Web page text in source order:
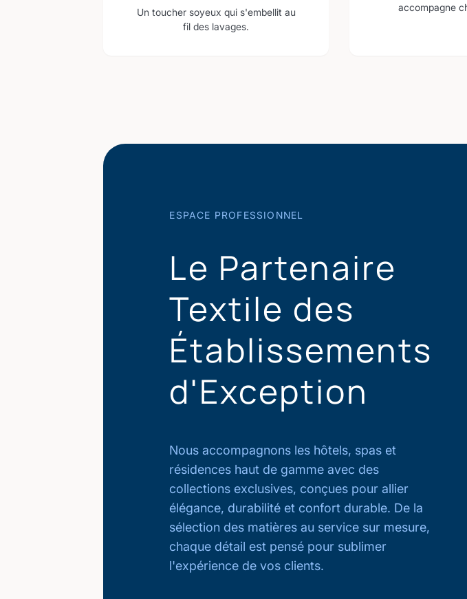
Un toucher soyeux qui s'embellit au
fil des lavages.
accompagne
ESPACE PROFESSIONNEL
Le Partenaire
Textile des
Établissements
d'Exception
Nous accompagnons les hôtels, spas et
résidences haut de gamme avec des
collections exclusives, conçues pour allier
élégance, durabilité et confort durable. De la
sélection des matières au service sur mesure,
chaque détail est pensé pour sublimer
l'expérience de vos clients.